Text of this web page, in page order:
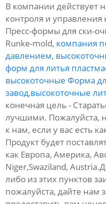
В компании действует
контроля и
Пресс-формы для ски-
Runke-mold, компания
давлением,
форм для литья
высокоточные Форма
завод,высокоточные
конечная цель -
лучшими. Пожалуйста,
к нам, если у вас есть
Продукт будет
как Европа, Америка,
Niger,Swaziland,
либо из этих пунктов
пожалуйста, дайте нам